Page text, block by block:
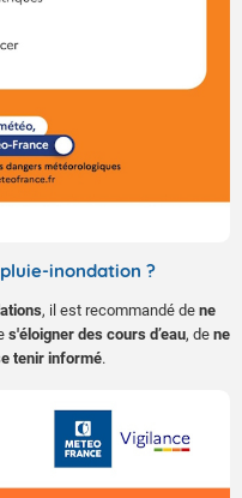
inondation ?
, il est recommandé de ne
s'éloigner des cours d’eau, de ne
tenir informé.